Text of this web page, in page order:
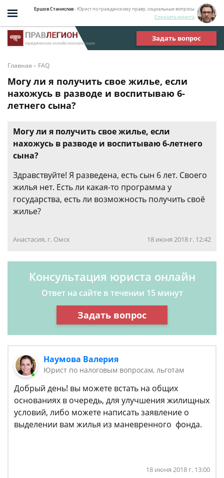
Ершов Станислав- Юрист по гражданскому праву, социальные вопросы
Спросить юриста
Задать вопрос
Главная - FAQ
Могу ли я получить свое жилье, если
нахожусь в разводе и воспитываю 6-
летнего сына?
Могу ли я получить свое жилье, если
нахожусь в разводе и воспитываю 6-летнего
сына?
Здравствуйте! Я разведена, есть сын 6 лет. Своего
жилья нет. Есть ли какая-то программа у
государства, есть ли возможность получить своё
жилье?
Анастасия, г. Омск 18 июня 2018 г. 12:42
Консультация юриста онлайн
Ответ на сайте в течении 15 минут
Задать вопрос
Наумова Валерия
Юрист по налоговым вопросам, льготам
Добрый день! вы можете встать на общих
основаниях в очередь, для улучшения жилищных
условий, либо можете написать заявление о
выделении вам жилья из маневренного фонда.
18 июня 2018 г. 13:00